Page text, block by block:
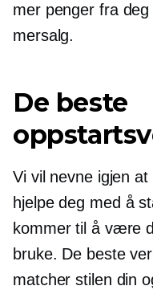
mer penger fra
mersalg.
De beste
Vi vil nevne igjen
hjelpe deg med å
kommer til å være
bruke. De beste
matcher stilen din